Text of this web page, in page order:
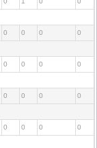
0 0 0 0
0 0 0 0
0 0 0 0
0 0 0 0